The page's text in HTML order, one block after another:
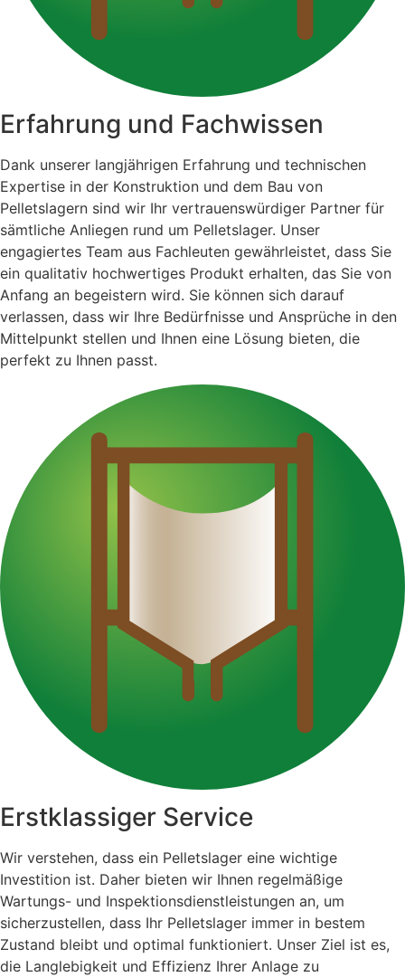
Erfahrung und Fachwissen
Dank unserer langjährigen Erfahrung und technischen
Expertise in der Konstruktion und dem Bau von
Pelletslagern sind wir Ihr vertrauenswürdiger Partner für
sämtliche Anliegen rund um Pelletslager. Unser
engagiertes Team aus Fachleuten gewährleistet, dass Sie
ein qualitativ hochwertiges Produkt erhalten, das Sie von
Anfang an begeistern wird. Sie können sich darauf
verlassen, dass wir Ihre Bedürfnisse und Ansprüche in den
Mittelpunkt stellen und Ihnen eine Lösung bieten, die
perfekt zu Ihnen passt.
Erstklassiger Service
Wir verstehen, dass ein Pelletslager eine wichtige
Investition ist. Daher bieten wir Ihnen regelmäßige
Wartungs- und Inspektionsdienstleistungen an, um
sicherzustellen, dass Ihr Pelletslager immer in bestem
Zustand bleibt und optimal funktioniert. Unser Ziel ist es,
die Langlebigkeit und Effizienz Ihrer Anlage zu